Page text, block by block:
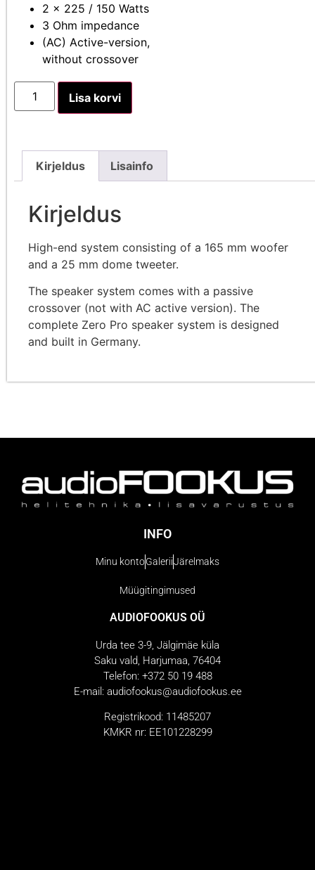
2 x 225 / 150 Watts
3 Ohm impedance
(AC) Active-version,
without crossover
Lisa korvi
Kirjeldus Lisainfo
Kirjeldus
High-end system consisting of a 165 mm woofer
and a 25 mm dome tweeter.
The speaker system comes with a passive
crossover (not with AC active version). The
complete Zero Pro speaker system is designed
and built in Germany.
INFO
Minu kontoGaleriiJärelmaks
Müügitingimused
AUDIOFOOKUS OÜ
Urda tee 3-9, Jälgimäe küla
Saku vald, Harjumaa, 76404
Telefon: +372 50 19 488
E-mail: audiofookus@audiofookus.ee
Registrikood: 11485207
KMKR nr: EE101228299